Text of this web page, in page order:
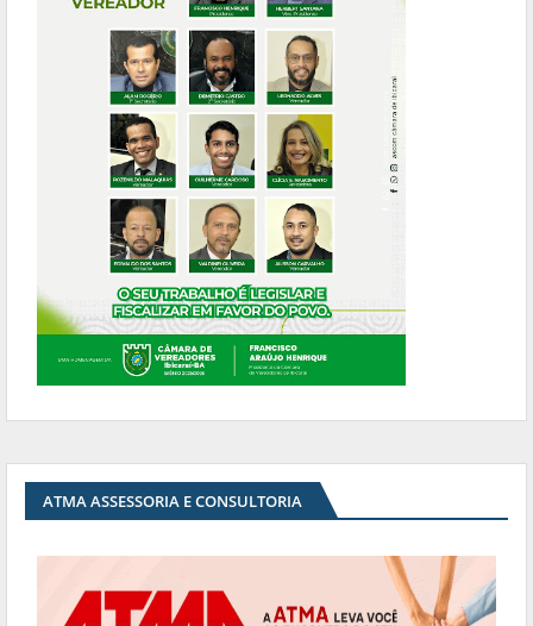
ATMA ASSESSORIA E CONSULTORIA